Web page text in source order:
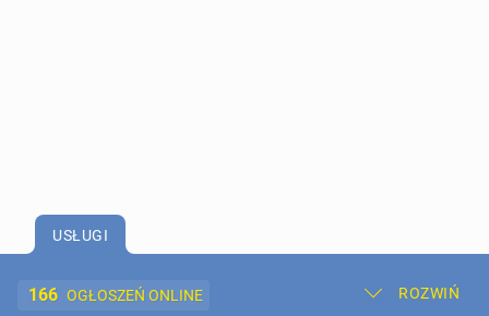
USŁUGI
166 OGŁOSZEŃ ONLINE ROZWIŃ